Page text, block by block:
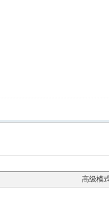
高级模